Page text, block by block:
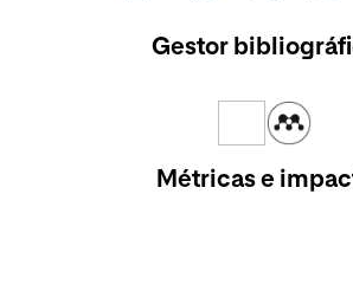
Gestor
Métricas e